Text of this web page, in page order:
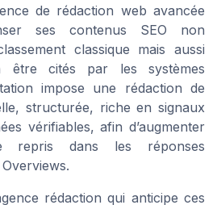
de rédaction web avancée
ses contenus SEO non
classique mais aussi
cités par les systèmes
impose une rédaction de
structurée, riche en signaux
vérifiables, afin d’augmenter
repris dans les réponses
rédaction qui anticipe ces